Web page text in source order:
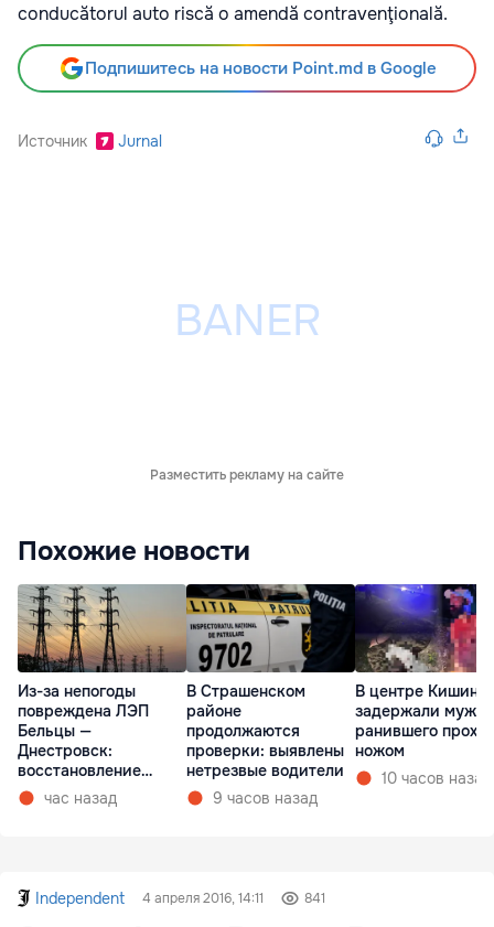
conducătorul auto riscă o amendă contravenţională.
Подпишитесь на новости Point.md в Google
Источник Jurnal
Разместить рекламу на сайте
Похожие новости
Из-за непогоды
повреждена ЛЭП
Бельцы —
Днестровск:
восстановление
займет более недели
час назад
В Страшенском
районе
продолжаются
проверки: выявлены
нетрезвые водители
9 часов назад
В центре
задержали
ранившего
ножом
10 часов назад
Independent 4 апреля 2016, 14:11 841